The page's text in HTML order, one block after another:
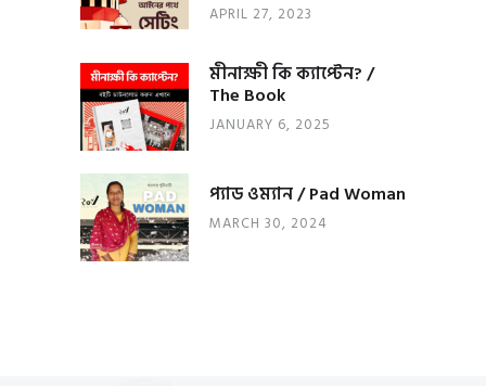
APRIL 27, 2023
মীনাক্ষী কি ক্যাপ্টেন? /
The Book
JANUARY 6, 2025
প্যাড ওম্যান / Pad Woman
MARCH 30, 2024